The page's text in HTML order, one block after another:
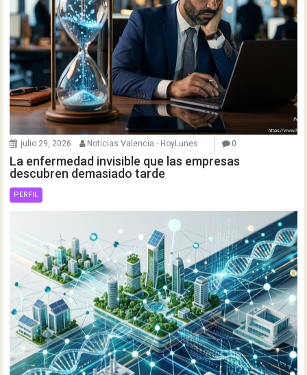
julio 29, 2026 Noticias Valencia - HoyLunes 0
La enfermedad invisible que las empresas
descubren demasiado tarde
PERFIL